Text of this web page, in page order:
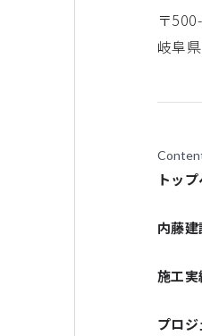
〒
岐阜
トッ
内藤
施工実
プロ